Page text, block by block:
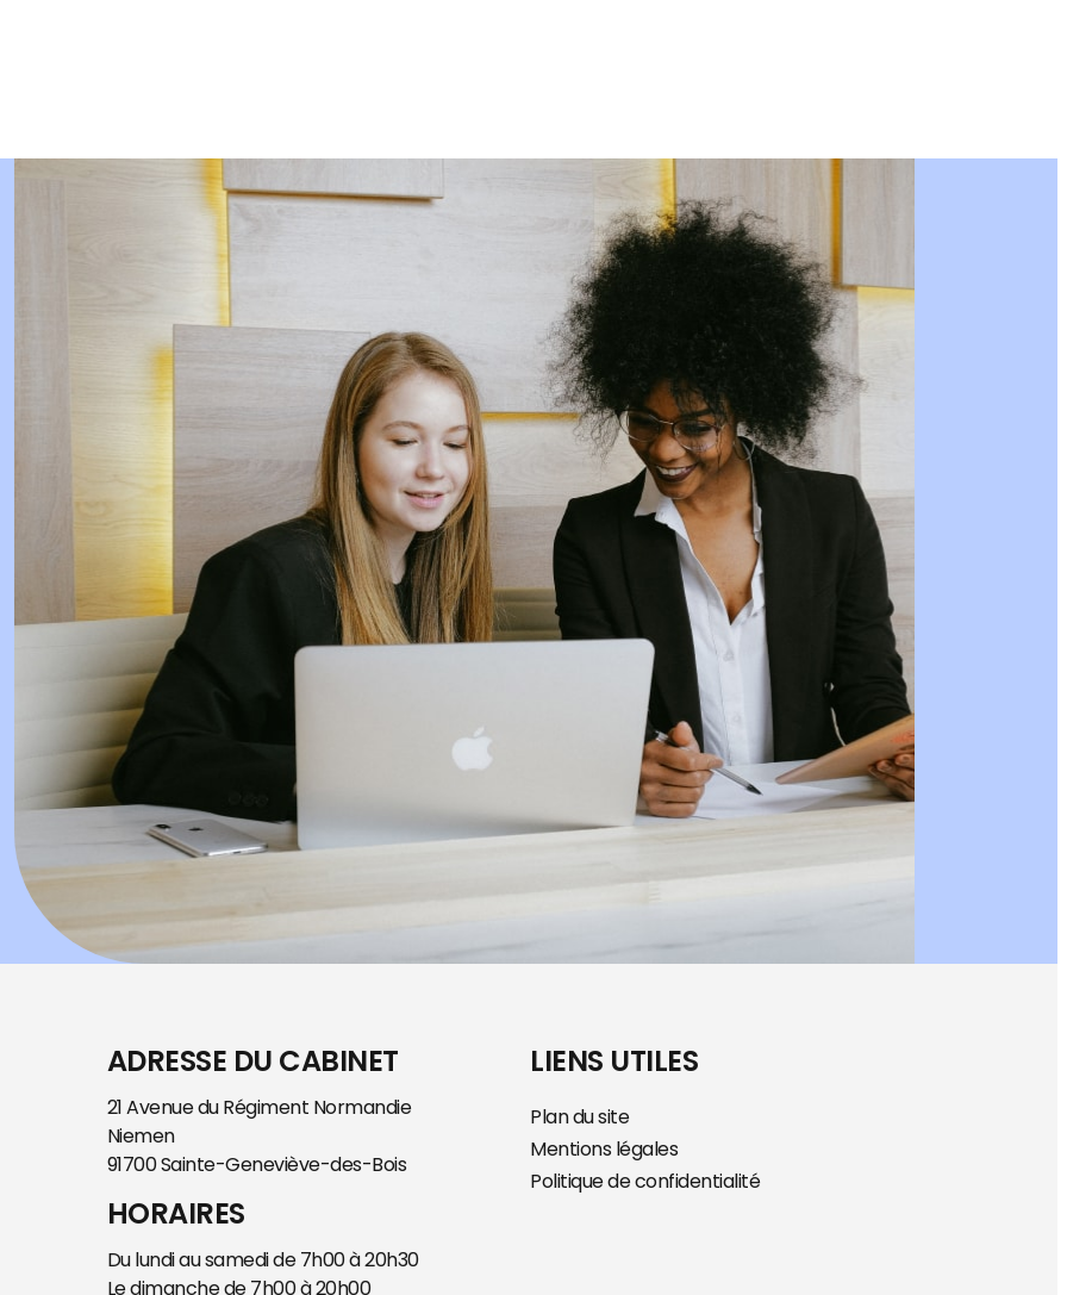
ADRESSE DU CABINET
21 Avenue du Régiment Normandie
Niemen
91700 Sainte-Geneviève-des-Bois
HORAIRES
Du lundi au samedi de 7h00 à 20h30
Le dimanche de 7h00 à 20h00
LIENS UTILES
Plan du site
Mentions légales
Politique de confidentialité